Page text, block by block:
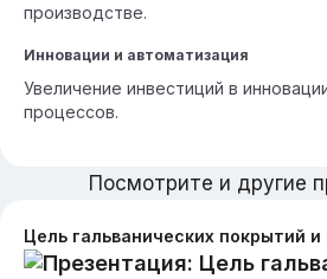
производстве.
Инновации и автоматизация
Увеличение инвестиций в
процессов.
Посмотрите и другие